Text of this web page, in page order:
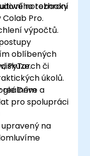
rozhraní
notebooky
Pro.
výpočtů.
oblíbených
PyTorch či
Drive a
pro spolupráci
úkolů.
reálném
na